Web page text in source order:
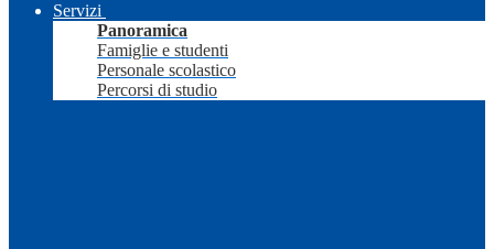
Servizi
Panoramica
Famiglie e studenti
Personale scolastico
Percorsi di studio